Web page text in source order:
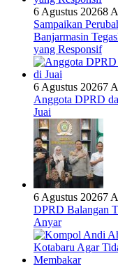
6 Agustus 20268
Sampaikan
Banjarmasin
yang Responsif
6 Agustus 20267
Anggota DPRD
Juai
6 Agustus 20267
DPRD Balangan
Anyar